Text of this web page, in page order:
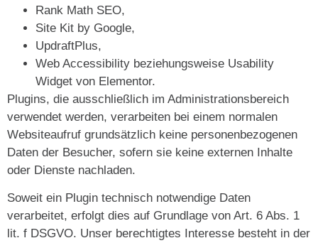
Rank Math SEO,
Site Kit by Google,
UpdraftPlus,
Web Accessibility beziehungsweise Usability
Widget von Elementor.
Plugins, die ausschließlich im Administrationsbereich
verwendet werden, verarbeiten bei einem normalen
Websiteaufruf grundsätzlich keine personenbezogenen
Daten der Besucher, sofern sie keine externen Inhalte
oder Dienste nachladen.
Soweit ein Plugin technisch notwendige Daten
verarbeitet, erfolgt dies auf Grundlage von Art. 6 Abs. 1
lit. f DSGVO. Unser berechtigtes Interesse besteht in der